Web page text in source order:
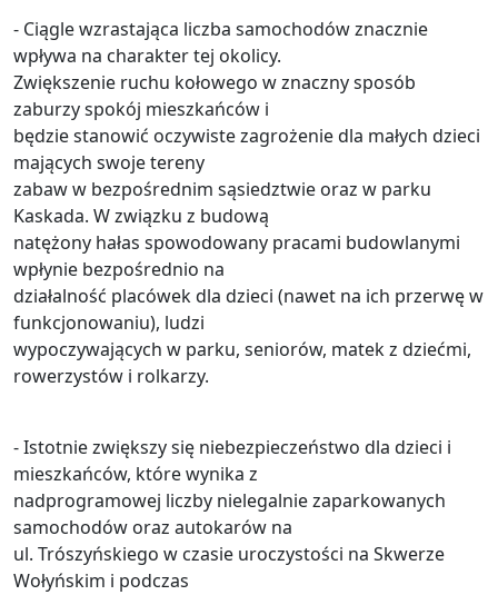
- Ciągle wzrastająca liczba samochodów znacznie
wpływa na charakter tej okolicy.
Zwiększenie ruchu kołowego w znaczny sposób
zaburzy spokój mieszkańców i
będzie stanowić oczywiste zagrożenie dla małych dzieci
mających swoje tereny
zabaw w bezpośrednim sąsiedztwie oraz w parku
Kaskada. W związku z budową
natężony hałas spowodowany pracami budowlanymi
wpłynie bezpośrednio na
działalność placówek dla dzieci (nawet na ich przerwę w
funkcjonowaniu), ludzi
wypoczywających w parku, seniorów, matek z dziećmi,
rowerzystów i rolkarzy.
- Istotnie zwiększy się niebezpieczeństwo dla dzieci i
mieszkańców, które wynika z
nadprogramowej liczby nielegalnie zaparkowanych
samochodów oraz autokarów na
ul. Trószyńskiego w czasie uroczystości na Skwerze
Wołyńskim i podczas